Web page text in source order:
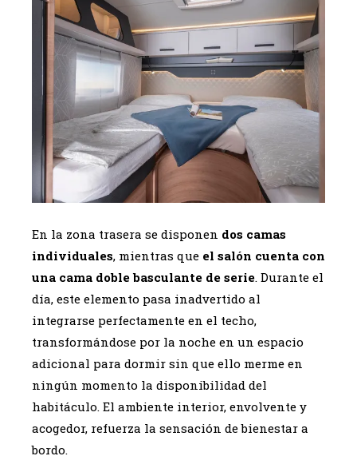
En la zona trasera se disponen dos camas
individuales, mientras que el salón cuenta con
una cama doble basculante de serie. Durante el
día, este elemento pasa inadvertido al
integrarse perfectamente en el techo,
transformándose por la noche en un espacio
adicional para dormir sin que ello merme en
ningún momento la disponibilidad del
habitáculo. El ambiente interior, envolvente y
acogedor, refuerza la sensación de bienestar a
bordo.